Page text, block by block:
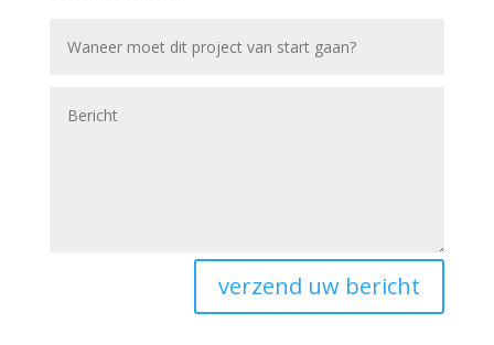
verzend uw bericht